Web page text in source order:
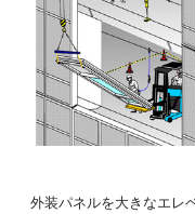
外装パネルを大きなエレ